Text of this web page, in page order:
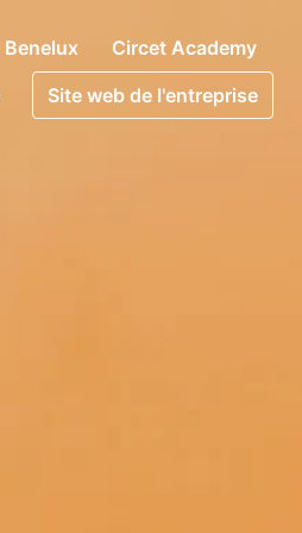
Circet Academy
Site web de l'entreprise